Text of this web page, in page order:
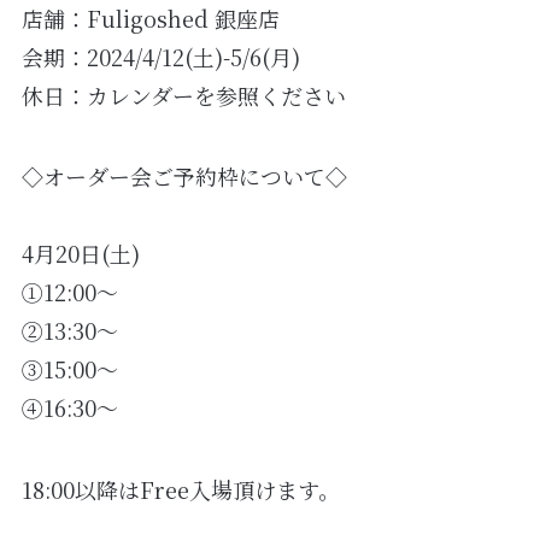
店舗：Fuligoshed 銀座店
会期：2024/4/12(土)-5/6(月)
休日：カレンダーを参照ください
◇オーダー会ご予約枠について◇
4月20日(土)
①12:00〜
②13:30〜
③15:00〜
④16:30〜
18:00以降はFree入場頂けます。